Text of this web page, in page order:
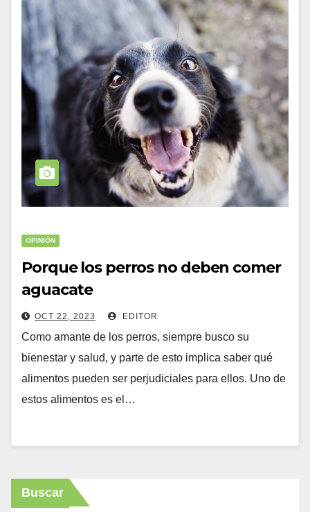
OPINIÓN
Porque los perros no deben comer
aguacate
OCT 22, 2023 EDITOR
Como amante de los perros, siempre busco su
bienestar y salud, y parte de esto implica saber qué
alimentos pueden ser perjudiciales para ellos. Uno de
estos alimentos es el…
Buscar